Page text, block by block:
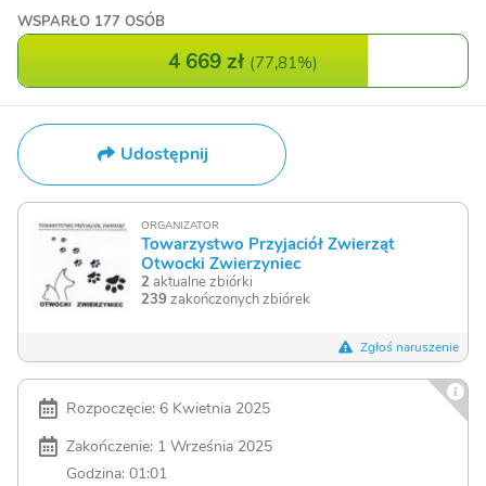
WSPARŁO 177 OSÓB
4 669 zł (77,81%)
Udostępnij
ORGANIZATOR
Towarzystwo Przyjaciół Zwierząt
Otwocki Zwierzyniec
2 aktualne zbiórki
239zakończonych zbiórek
Zgłoś naruszenie
Rozpoczęcie: 6 Kwietnia 2025
Zakończenie: 1 Września 2025
Godzina: 01:01